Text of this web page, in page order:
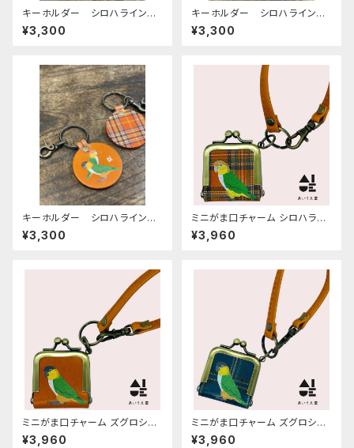
キーホルダー シロハライン
コ ズグロシロハラインコ 2
羽 ブラウン （ ベージュ タ
¥3,300
キーホルダー シロハライン
コ ブラウン （ ベージュ タ
ータンチェック ）栃木レザー
¥3,300
キーホルダー シロハライン
コ と ズグロシロハライン
コ 2羽 キャメル （ レッド
¥3,300
ミニがま口チャーム シロハライ
ンコ キャメル タータンチェッ
ク 栃木レザー
¥3,960
ミニがま口チャーム ズグロシロ
ハラインコ キャメル 栃木レ
¥3,960
ミニがま口チャーム ズグロシロ
ハラインコ ネイビー タータ
¥3,960